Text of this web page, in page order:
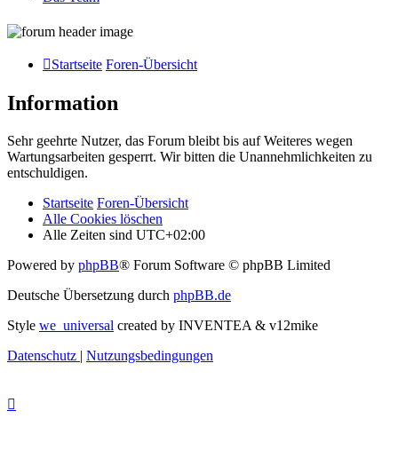
Startseite Foren-Übersicht
Information
Sehr geehrte Nutzer, das Forum bleibt bis auf Weiteres wegen
Wartungsarbeiten gesperrt. Wir bitten die Unannehmlichkeiten zu
entschuldigen.
Startseite Foren-Übersicht
Alle Cookies löschen
Alle Zeiten sind UTC+02:00
Powered by phpBB® Forum Software © phpBB Limited
Deutsche Übersetzung durch phpBB.de
Style we_universal created by INVENTEA & v12mike
Datenschutz | Nutzungsbedingungen